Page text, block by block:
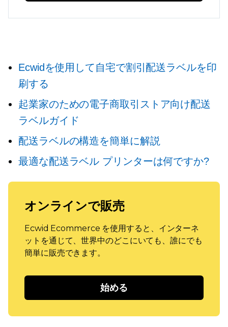
Ecwidを使用して自宅で割引配送ラベルを印
刷する
起業家のための電子商取引ストア向け配送
ラベルガイド
配送ラベルの構造を簡単に解説
最適な配送ラベル プリンターは何ですか?
オンラインで販売
Ecwid Ecommerce を使用すると、インターネ
ットを通じて、世界中のどこにいても、誰にでも
簡単に販売できます。
始める